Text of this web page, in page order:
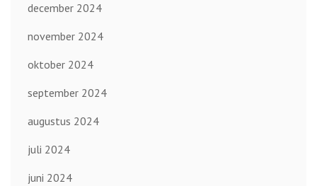
december 2024
november 2024
oktober 2024
september 2024
augustus 2024
juli 2024
juni 2024